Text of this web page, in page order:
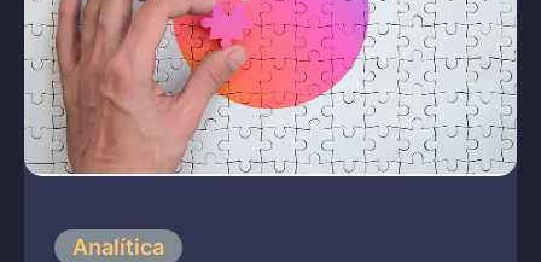
Analítica